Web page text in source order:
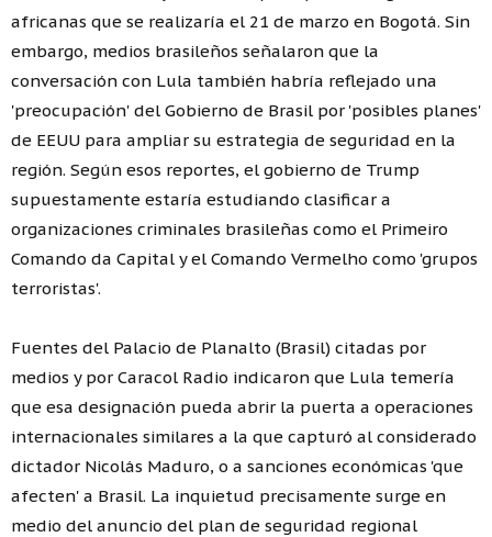
africanas que se realizaría el 21 de marzo en Bogotá. Sin
embargo, medios brasileños señalaron que la
conversación con Lula también habría reflejado una
'preocupación' del Gobierno de Brasil por 'posibles planes'
de EEUU para ampliar su estrategia de seguridad en la
región. Según esos reportes, el gobierno de Trump
supuestamente estaría estudiando clasificar a
organizaciones criminales brasileñas como el Primeiro
Comando da Capital y el Comando Vermelho como 'grupos
terroristas'.
Fuentes del Palacio de Planalto (Brasil) citadas por
medios y por Caracol Radio indicaron que Lula temería
que esa designación pueda abrir la puerta a operaciones
internacionales similares a la que capturó al considerado
dictador Nicolás Maduro, o a sanciones económicas 'que
afecten' a Brasil. La inquietud precisamente surge en
medio del anuncio del plan de seguridad regional